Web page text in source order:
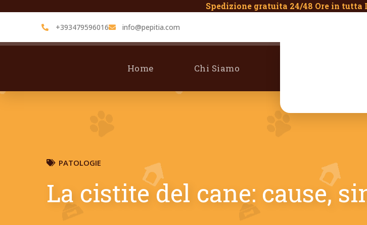
Spedizione gratuita 24/48 Ore in tutta
+393479596016 info@pepitia.com
Home Chi Siamo
PATOLOGIE
La cistite del cane: cause,